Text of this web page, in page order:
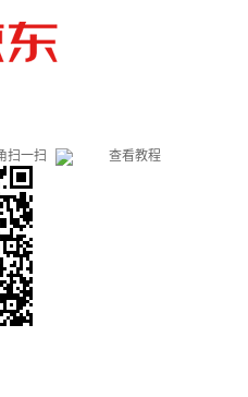
扫一扫 查看教程